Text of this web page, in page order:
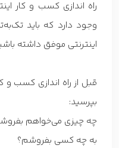
راه اندازی کسب و کار
وجود دارد که باید
اینترنتی موفق داشته
قبل از راه اندازی کسب و
بپرسید:
چه چیزی می‌خواهم
به چه کسی بفروشم؟